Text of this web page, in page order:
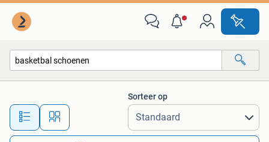
Alle afstanden…
Sorteer op